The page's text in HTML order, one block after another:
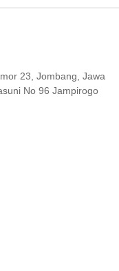
23, Jombang, Jawa
No 96 Jampirogo